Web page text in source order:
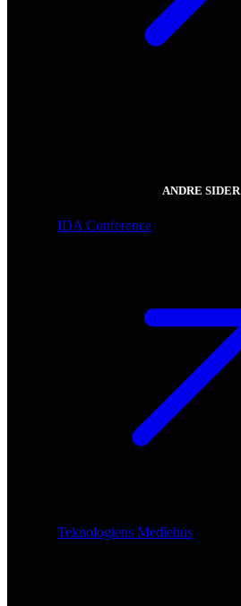
ANDRE SIDER
IDA Conference
Teknologiens Mediehus